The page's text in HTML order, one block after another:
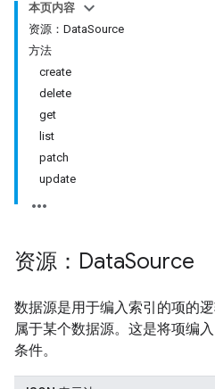
本页内容
资源：DataSource
方法
create
delete
get
list
patch
update
资源：DataSource
数据源是用于编入索引的项的
属于某个数据源。这是将项编
条件。